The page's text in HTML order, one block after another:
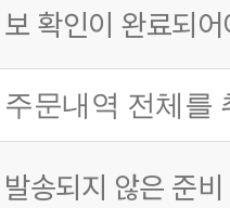
보 확인이 완료되
주문내역 전체를
발송되지 않은 준